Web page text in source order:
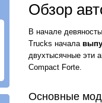
Обзор
В начале
Trucks начала
двухтысячные эти
Compact Forte.
Основные